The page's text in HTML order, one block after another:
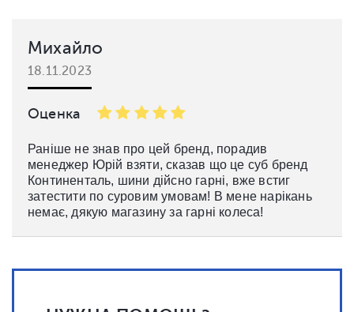
Михайло
18.11.2023
Оценка
Раніше не знав про цей бренд, порадив
менеджер Юрій взяти, сказав що це суб бренд
Континенталь, шини дійсно гарні, вже встиг
затестити по суровим умовам! В мене нарікань
немає, дякую магазину за гарні колеса!